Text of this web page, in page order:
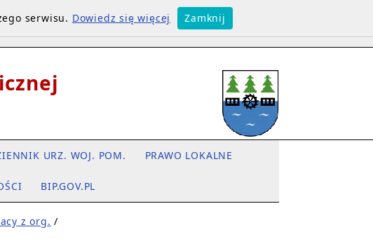
URZ. WOJ. POM. PRAWO LOKALNE
BIP.GOV.PL
z org. /
serwisu. Dowiedz się więcej Zamknij